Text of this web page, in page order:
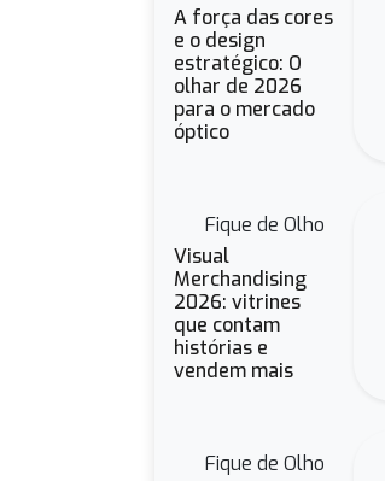
A força das cores
e o design
estratégico: O
olhar de 2026
para o mercado
óptico
Fique de Olho
Visual
Merchandising
2026: vitrines
que contam
histórias e
vendem mais
Fique de Olho